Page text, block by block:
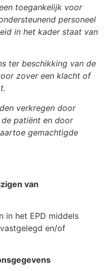
toegankelijk voor
personeel
in het kader staat van
ter beschikking van de
zover een klacht of
verkregen door
patiënt en door
gemachtigde
van
in het EPD middels
en/of